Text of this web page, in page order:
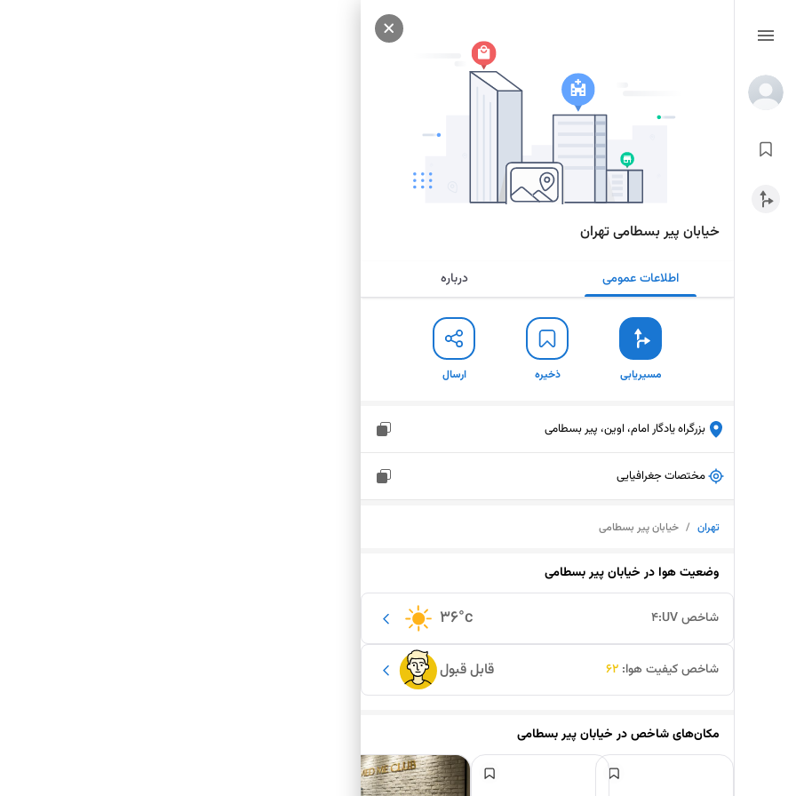
خیابان پیر بسطامی تهران
اطلاعات عمومی درباره
مسیریابی ذخیره ارسال
بزرگراه یادگار امام، اوین، پیر بسطامی
مختصات جغرافیایی
تهران / خیابان پیر بسطامی
وضعیت هوا درخیابان پیر بسطامی
36°c شاخص UV: 4
قابل قبول شاخص کیفیت هوا: 62
مکان‌های شاخص درخیابان پیر بسطامی